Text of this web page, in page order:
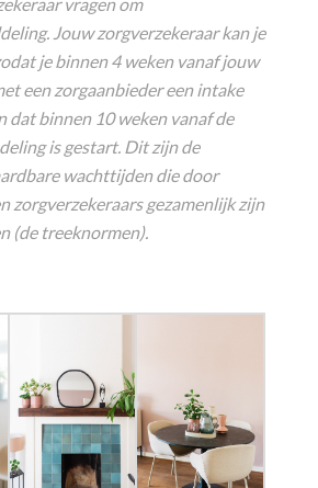
Jouw zorgverzekeraar kan je
je binnen 4 weken vanaf jouw
een zorgaanbieder een intake
dat binnen 10weken vanaf de
is gestart. Dit zijn de
wachttijden die door
zorgverzekeraars gezamenlijk zijn
(de treeknormen).